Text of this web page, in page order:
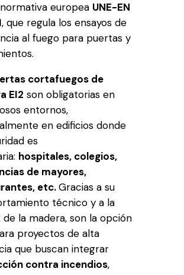
europea UNE-EN
, que regula los ensayos de
al fuego para puertas y
cortafuegos de
EI2 son obligatorias en
entornos,
en edificios donde
es
hospitales, colegios,
de mayores,
etc.Gracias a su
técnico y a la
de la madera, son la opción
proyectos de alta
que buscan integrar
contra incendios,